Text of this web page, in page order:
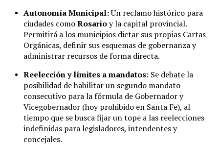
Autonomía Municipal:Un reclamo histórico para
ciudades comoRosarioy la capital provincial.
Permitirá a los municipios dictar sus propias Cartas
Orgánicas, definir sus esquemas de gobernanza y
administrar recursos de forma directa.
Reelección y límites a mandatos: Se debate la
posibilidad de habilitar un segundo mandato
consecutivo para la fórmula de Gobernador y
Vicegobernador (hoy prohibido en Santa Fe), al
tiempo que se busca fijar un tope a las reelecciones
indefinidas para legisladores, intendentes y
concejales.